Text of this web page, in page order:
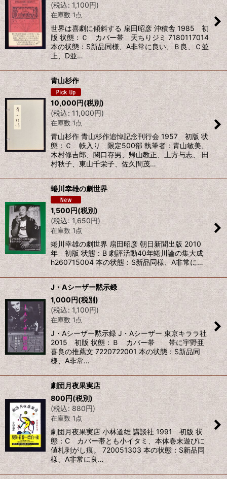
(税込: 1,100円)
在庫数 1点
世界は喜劇に傾斜する 扇田昭彦 沖積舎 1985 初
版 状態：Ｃ カバー帯 天ちりジミ 7180117014
本の状態：S新品同様、A非常に良い、Ｂ良、Ｃ並
上、D並…
青山杉作
10,000円(税別)
(税込: 11,000円)
在庫数 1点
青山杉作 青山杉作追悼記念刊行会 1957 初版 状
態：Ｃ 帙入り 限定500部 執筆者：青山敏美、
木村修吉郎、関口存男、帰山教正、土方与志、 田
村秋子、東山千栄子、佐久間茂…
蜷川幸雄の劇世界
1,500円(税別)
(税込: 1,650円)
在庫数 1点
蜷川幸雄の劇世界 扇田昭彦 朝日新聞出版 2010
年 初版 状態：B 劇評活動40年蜷川論の集大成
h260715004 本の状態：S新品同様、A非常に…
J・Aシーザー黙示録
1,000円(税別)
(税込: 1,100円)
在庫数 1点
J・Aシーザー黙示録 J・Aシーザー 東京キララ社
2015 初版 状態：Ｂ カバー帯 帯に宇野亜
喜良の推薦文 7220722001 本の状態：S新品同
様、A非常…
劇団月夜果実店
800円(税別)
(税込: 880円)
在庫数 1点
劇団月夜果実店 小林道雄 講談社 1991 初版 状
態：C カバー帯とも小イタミ、本体巻末遊びに
値札剥がし痕。 720051303 本の状態：S新品同
様、A非常に良…